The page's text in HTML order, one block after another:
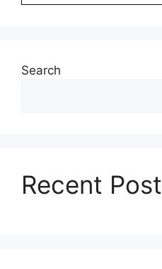
Search
Recent